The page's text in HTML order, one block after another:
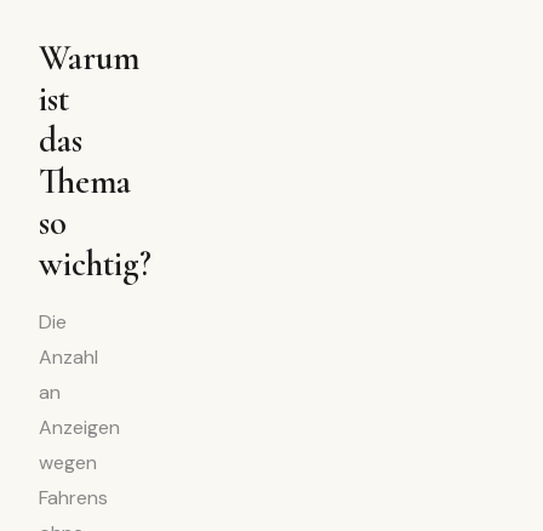
Warum
ist
das
Thema
so
wichtig?
Die
Anzahl
an
Anzeigen
wegen
Fahrens